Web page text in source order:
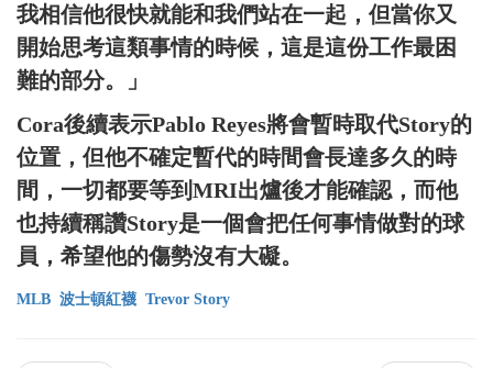
我相信他很快就能和我們站在一起，但當你又
開始思考這類事情的時候，這是這份工作最困
難的部分。」
Cora後續表示Pablo Reyes將會暫時取代Story的
位置，但他不確定暫代的時間會長達多久的時
間，一切都要等到MRI出爐後才能確認，而他
也持續稱讚Story是一個會把任何事情做對的球
員，希望他的傷勢沒有大礙。
MLB 波士頓紅襪 Trevor Story